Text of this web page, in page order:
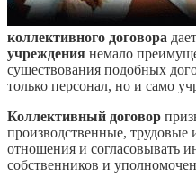
коллективного договора
учреждения немало
существования подобных
только персонал, но и само
Коллективный договор
производственные, трудовые
отношения и согласовывать
собственников и